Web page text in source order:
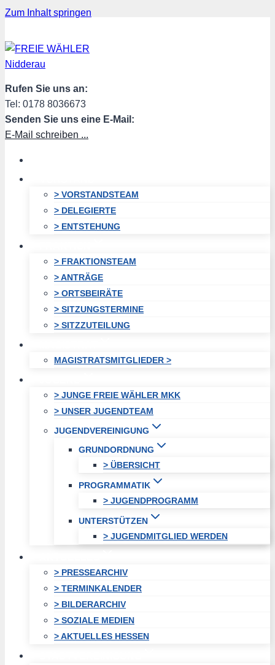
Zum Inhalt springen
Rufen Sie uns an:
Tel: 0178 8036673
Senden Sie uns eine E-Mail:
E-Mail schreiben ...
> VORSTANDSTEAM
> DELEGIERTE
> ENTSTEHUNG
> FRAKTIONSTEAM
> ANTRÄGE
> ORTSBEIRÄTE
> SITZUNGSTERMINE
> SITZZUTEILUNG
MAGISTRATSMITGLIEDER >
> JUNGE FREIE WÄHLER MKK
> UNSER JUGENDTEAM
JUGENDVEREINIGUNG
GRUNDORDNUNG
> ÜBERSICHT
PROGRAMMATIK
> JUGENDPROGRAMM
UNTERSTÜTZEN
> JUGENDMITGLIED WERDEN
> PRESSEARCHIV
> TERMINKALENDER
> BILDERARCHIV
> SOZIALE MEDIEN
> AKTUELLES HESSEN